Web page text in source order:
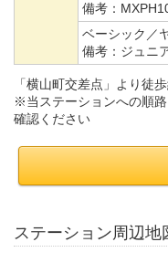
備考：
ベーシック／
備考： ジュニ
「横山町交差点」より徒
※当ステーションへの順
確認ください
ステーション周辺地